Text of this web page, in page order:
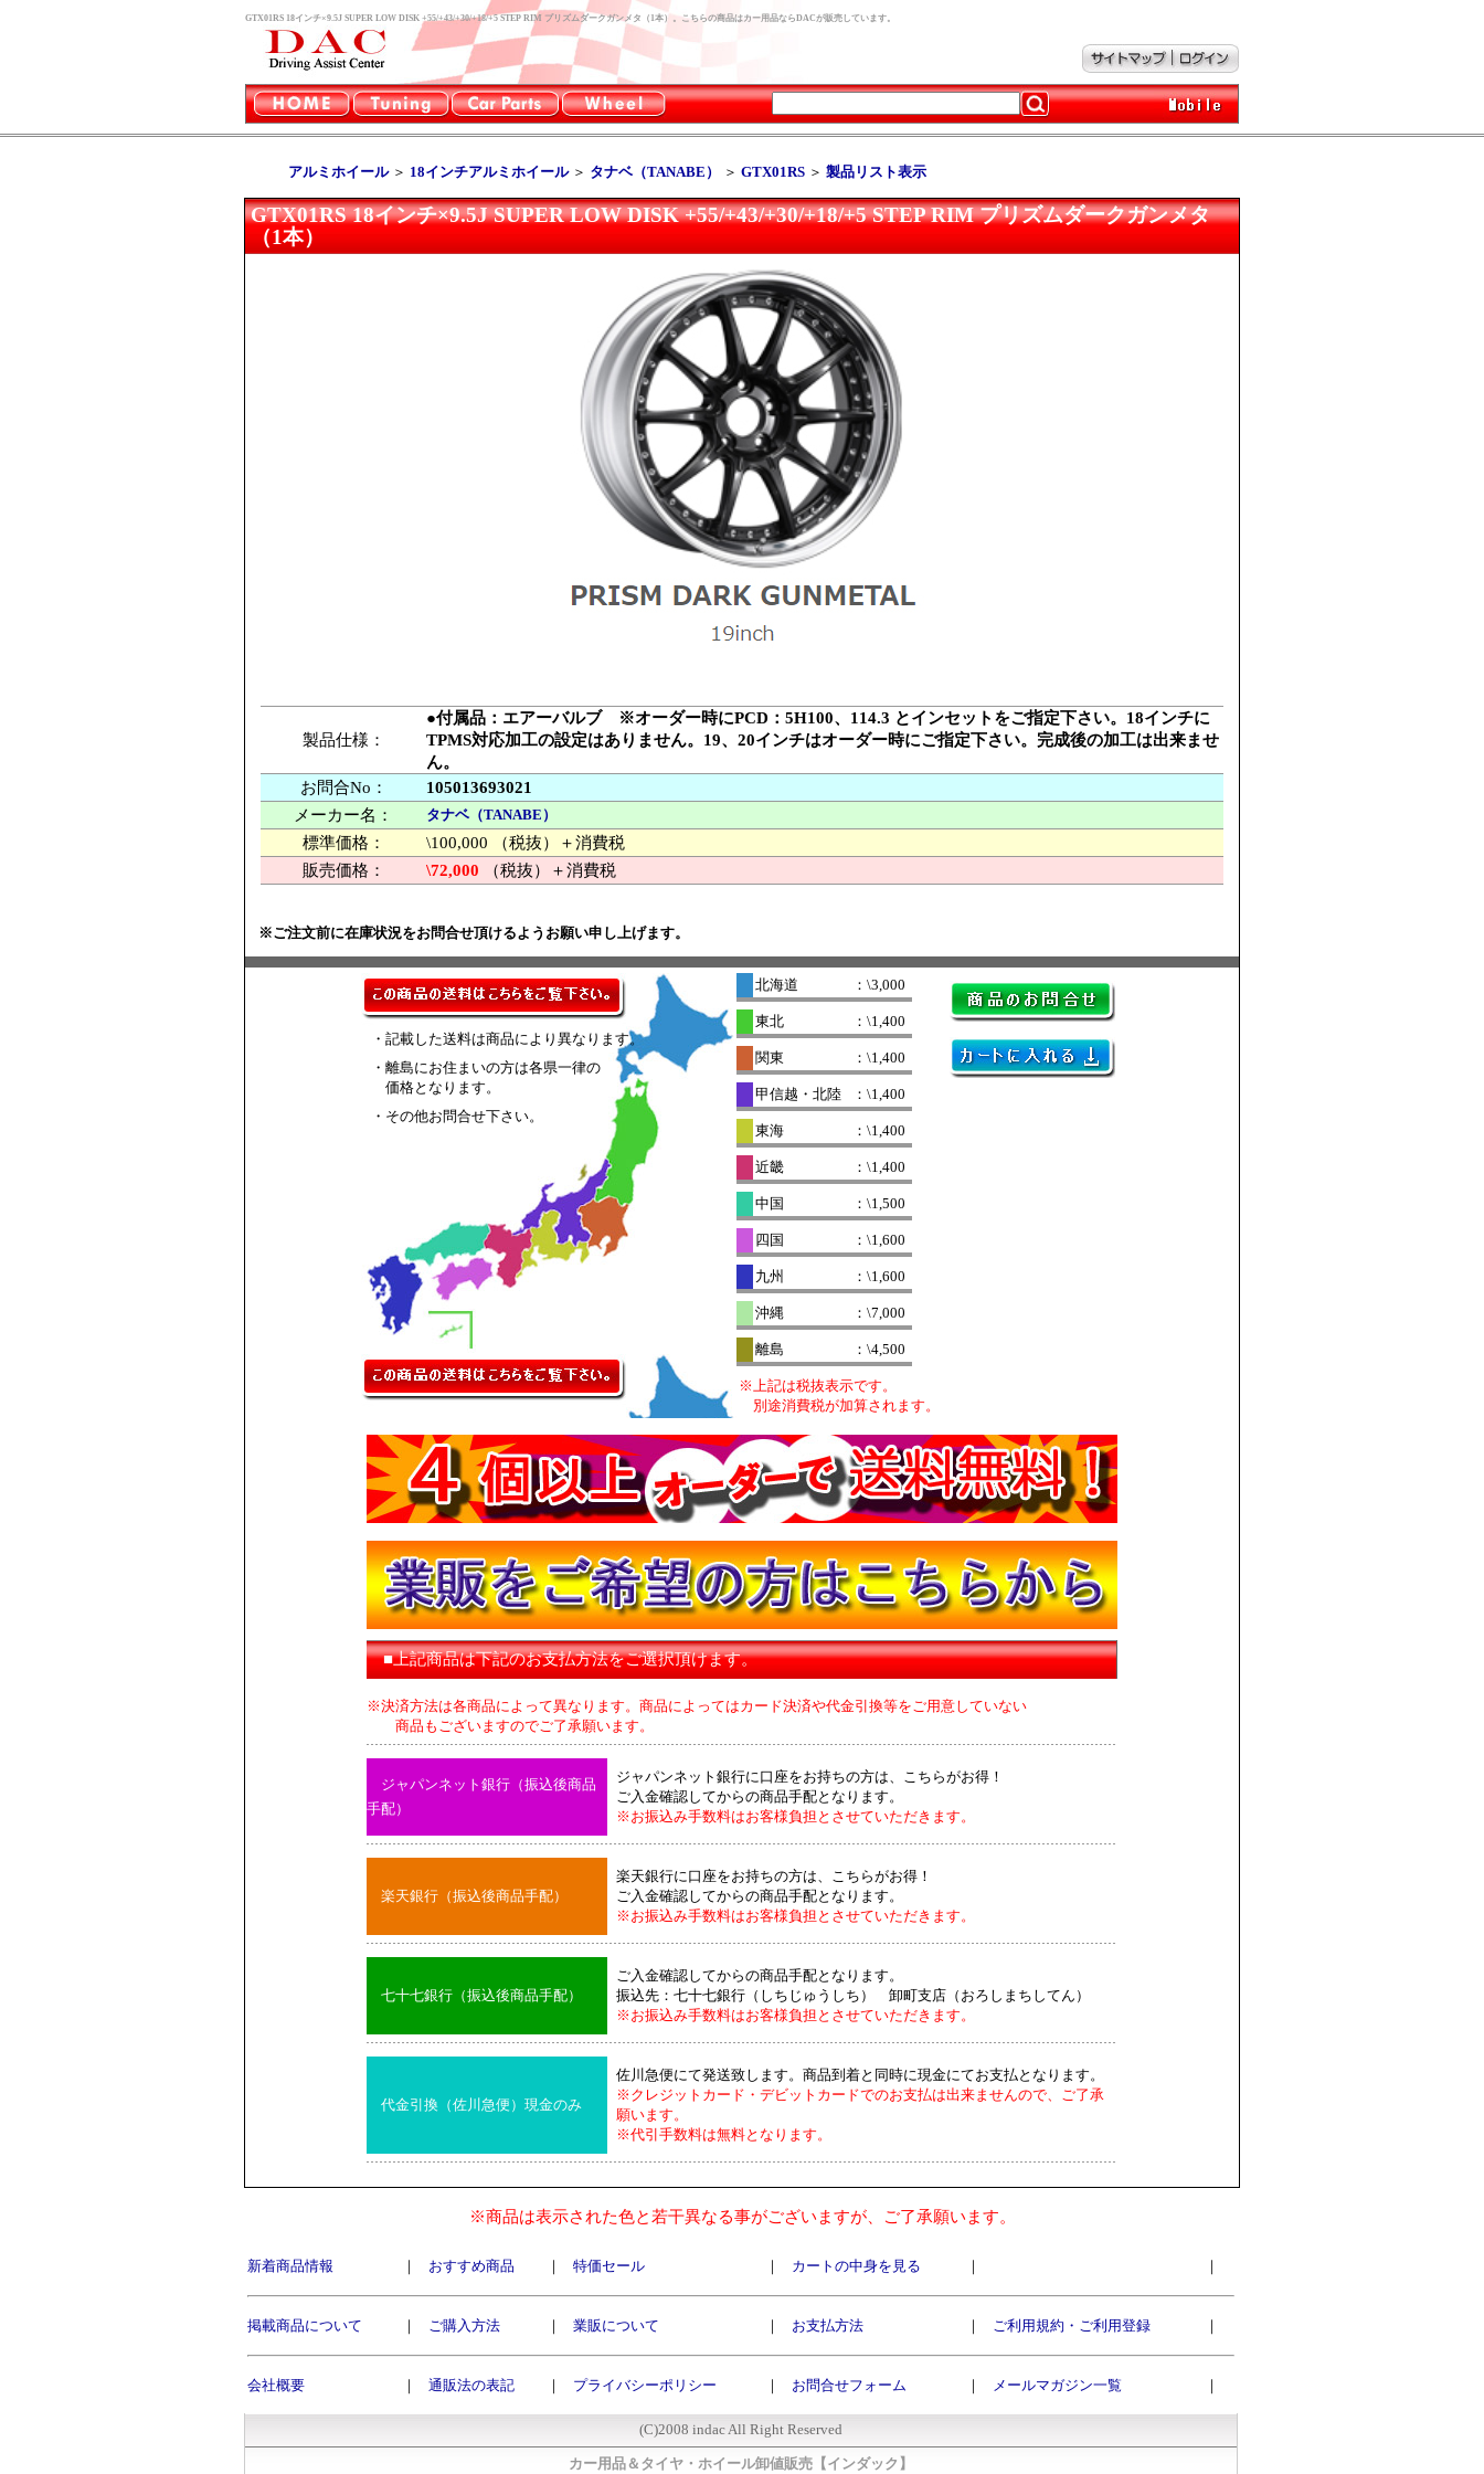
GTX01RS 18インチ×9.5J SUPER LOW DISK +55/+43/+30/+18/+5 STEP RIM プリズムダークガンメタ（1本）。こちらの商品はカー用品ならDACが販売しています。
アルミホイール＞ 18インチアルミホイール＞ タナベ（TANABE） ＞ GTX01RS ＞ 製品リスト表示
GTX01RS 18インチ×9.5J SUPER LOW DISK +55/+43/+30/+18/+5 STEP RIM プリズムダークガンメタ
（1本）
製品仕様：
●付属品：エアーバルブ ※オーダー時にPCD：5H100、114.3 とインセットをご指定下さい。18インチに
TPMS対応加工の設定はありません。19、20インチはオーダー時にご指定下さい。完成後の加工は出来ませ
ん。
お問合No：
105013693021
メーカー名：
タナベ（TANABE）
標準価格：
\100,000 （税抜）＋消費税
販売価格：
\72,000 （税抜）＋消費税
※ご注文前に在庫状況をお問合せ頂けるようお願い申し上げます。
・記載した送料は商品により異なります。
・離島にお住まいの方は各県一律の
価格となります。
・その他お問合せ下さい。
北海道 ：\3,000
東北 ：\1,400
関東 ：\1,400
甲信越・北陸 ：\1,400
東海 ：\1,400
近畿 ：\1,400
中国 ：\1,500
四国 ：\1,600
九州 ：\1,600
沖縄 ：\7,000
離島 ：\4,500
※上記は税抜表示です。
別途消費税が加算されます。
■上記商品は下記のお支払方法をご選択頂けます。
※決済方法は各商品によって異なります。商品によってはカード決済や代金引換等をご用意していない
商品もございますのでご了承願います。
ジャパンネット銀行（振込後商品
手配）
ジャパンネット銀行に口座をお持ちの方は、こちらがお得！
ご入金確認してからの商品手配となります。
※お振込み手数料はお客様負担とさせていただきます。
楽天銀行（振込後商品手配）
楽天銀行に口座をお持ちの方は、こちらがお得！
ご入金確認してからの商品手配となります。
※お振込み手数料はお客様負担とさせていただきます。
七十七銀行（振込後商品手配）
ご入金確認してからの商品手配となります。
振込先：七十七銀行（しちじゅうしち） 卸町支店（おろしまちしてん）
※お振込み手数料はお客様負担とさせていただきます。
代金引換（佐川急便）現金のみ
佐川急便にて発送致します。商品到着と同時に現金にてお支払となります。
※クレジットカード・デビットカードでのお支払は出来ませんので、ご了承
願います。
※代引手数料は無料となります。
※商品は表示された色と若干異なる事がございますが、ご了承願います。
新着商品情報 ｜ おすすめ商品 ｜ 特価セール ｜ カートの中身を見る ｜ ｜
掲載商品について ｜ ご購入方法 ｜ 業販について ｜ お支払方法 ｜ ご利用規約・ご利用登録 ｜
会社概要 ｜ 通販法の表記 ｜ プライバシーポリシー ｜ お問合せフォーム ｜ メールマガジン一覧 ｜
(C)2008 indac All Right Reserved
カー用品＆タイヤ・ホイール卸値販売【インダック】